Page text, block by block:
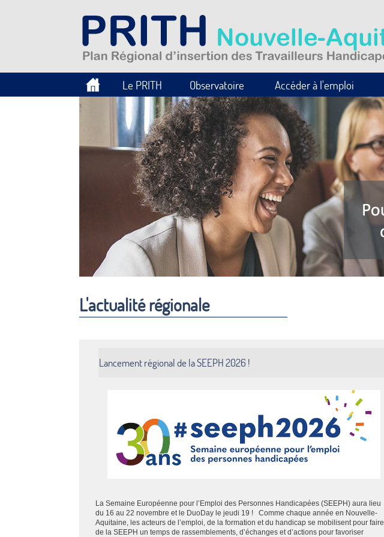
Le PRITH Observatoire Accéder à l'emploi
L'actualité régionale
Lancement régional de la SEEPH 2026 !
La Semaine Européenne pour l’Emploi des Personnes Handicapées (SEEPH) aura lieu
du 16 au 22 novembre et le DuoDay le jeudi 19 ! Comme chaque année en Nouvelle-
Aquitaine, les acteurs de l’emploi, de la formation et du handicap se mobilisent pour faire
de la SEEPH un temps de rassemblements, d’échanges et d’actions pour favoriser